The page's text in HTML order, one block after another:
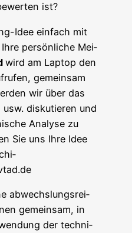
ist?
Idee ein­fach mit
per­sön­li­che Mei­
wird am Lap­top den
gemein­sam
wir über das
dis­ku­tie­ren und
Ana­ly­se zu
Sie uns Ihre Idee
abwechs­lungs­rei­
gemein­sam, in
der tech­ni­